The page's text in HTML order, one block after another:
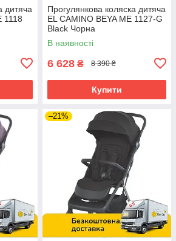
дитяча
1118
Прогулянкова коляска дитяча
EL CAMINO BEYA ME 1127-G
Black Чорна
В наявності
6 628 ₴ 8 390 ₴
Купити
–21%